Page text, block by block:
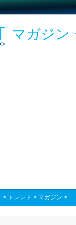
マガジン
> トレンド > マガジン >